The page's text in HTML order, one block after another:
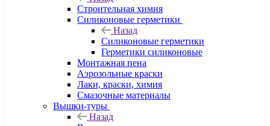
Строительная химия
Силиконовые герметики
Назад
Силиконовые герметики
Герметики силиконовые
Монтажная пена
Аэрозольные краски
Лаки, краски, химия
Смазочные материалы
Вышки-туры
Назад